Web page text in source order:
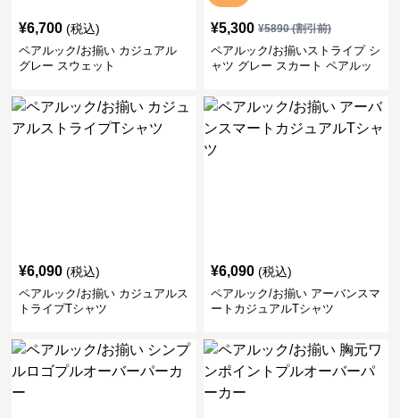
¥6,700 (税込)
ペアルック/お揃い カジュアル
グレー スウェット
¥5,300 ¥5890(割引前)
ペアルック/お揃いストライプ シ
ャツ グレー スカート ペアルッ
¥6,090 (税込)
ペアルック/お揃い カジュアルス
トライプTシャツ
¥6,090 (税込)
ペアルック/お揃い アーバンスマ
ートカジュアルTシャツ